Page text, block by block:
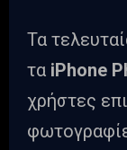
Τα
τα iPhone
χρήστες